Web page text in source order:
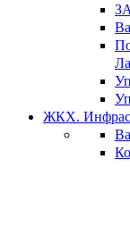
ЖКХ.